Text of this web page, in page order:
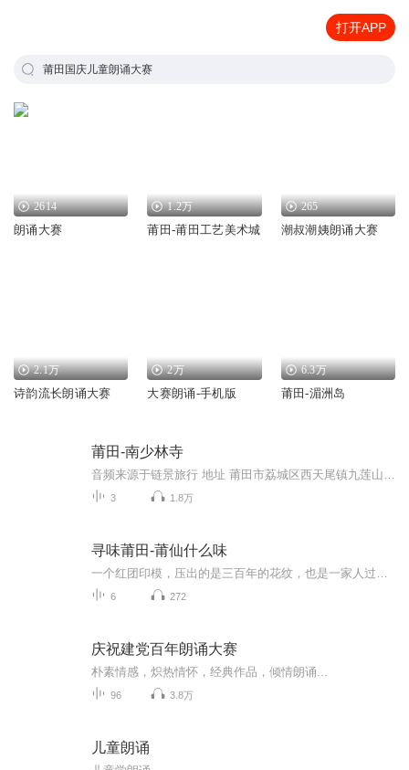
打开APP
莆田国庆儿童朗诵大赛
2614
朗诵大赛
1.2万
莆田-莆田工艺美术城
265
潮叔潮姨朗诵大赛
2.1万
诗韵流长朗诵大赛
2万
大赛朗诵-手机版
6.3万
莆田-湄洲岛
莆田-南少林寺
3 1.8万
寻味莆田-莆仙什么味
6 272
庆祝建党百年朗诵大赛
朴素情感，炽热情怀，经典作品，倾情朗诵...
96 3.8万
儿童朗诵